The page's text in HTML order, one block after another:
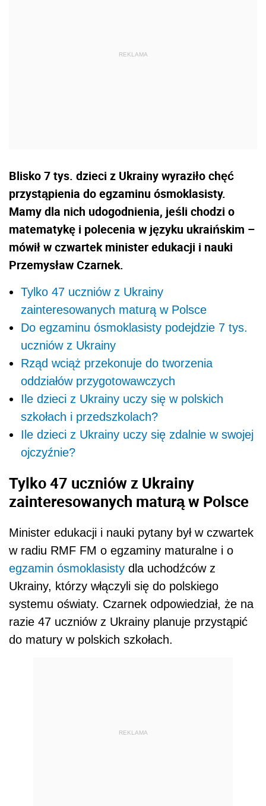
Blisko 7 tys. dzieci z Ukrainy wyraziło chęć
przystąpienia do egzaminu ósmoklasisty.
Mamy dla nich udogodnienia, jeśli chodzi o
matematykę i polecenia w języku ukraińskim –
mówił w czwartek minister edukacji i nauki
Przemysław Czarnek.
Tylko 47 uczniów z Ukrainy
zainteresowanych maturą w Polsce
Do egzaminu ósmoklasisty podejdzie 7 tys.
uczniów z Ukrainy
Rząd wciąż przekonuje do tworzenia
oddziałów przygotowawczych
Ile dzieci z Ukrainy uczy się w polskich
szkołach i przedszkolach?
Ile dzieci z Ukrainy uczy się zdalnie w swojej
ojczyźnie?
Tylko 47 uczniów z Ukrainy
zainteresowanych maturą w Polsce
Minister edukacji i nauki pytany był w czwartek
w radiu RMF FM o egzaminy maturalne i o
egzamin ósmoklasisty dla uchodźców z
Ukrainy, którzy włączyli się do polskiego
systemu oświaty. Czarnek odpowiedział, że na
razie 47 uczniów z Ukrainy planuje przystąpić
do matury w polskich szkołach.
REKLAMA